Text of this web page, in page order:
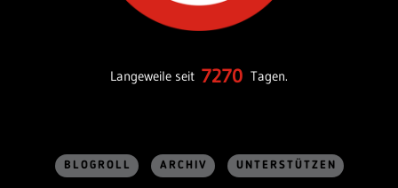
Langeweile seit 7270 Tagen.
BLOGROLL ARCHIV UNTERSTÜTZEN